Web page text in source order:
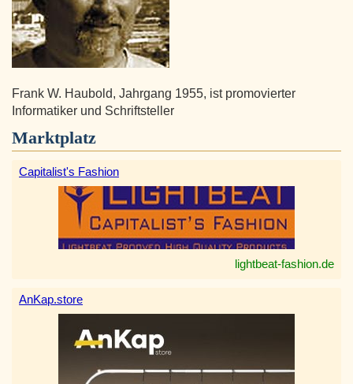
Frank W. Haubold, Jahrgang 1955, ist promovierter
Informatiker und Schriftsteller
Marktplatz
Capitalist's Fashion
lightbeat-fashion.de
AnKap.store